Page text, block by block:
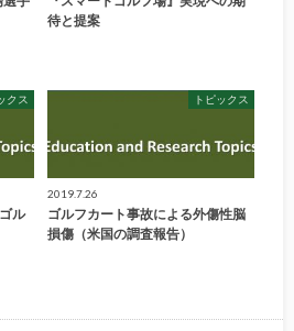
待と提案
クス
ル
トピックス
2019.7.26
ゴルフカート事故による外傷性脳
損傷（米国の調査報告）